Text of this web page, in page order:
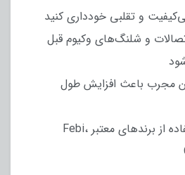
و تقلبی خودداری کنید
و شلنگ‌های وکیوم قبل
مجرب باعث افزایش طول
بهترین انتخاب استفاده از برندهای معتبر Febi،